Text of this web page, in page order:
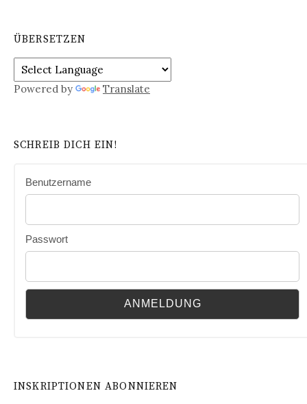
ÜBERSETZEN
Powered by Translate
SCHREIB DICH EIN!
Benutzername
Passwort
INSKRIPTIONEN ABONNIEREN